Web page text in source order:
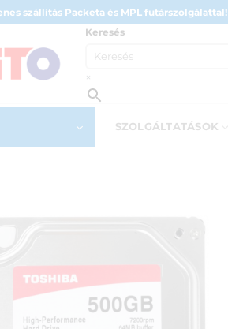
szállítás Packeta és MPL futárszolgálattal!
Keresés
×
SZOLGÁLTATÁSOK